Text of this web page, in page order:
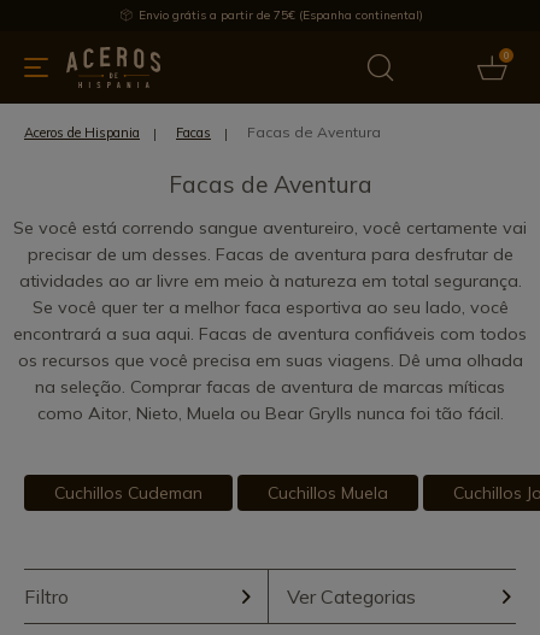
Envio grátis a partir de 75€ (Espanha continental)
0
& Utensílios de cozinha Oferece Últimas notícias
Aceros de Hispania Facas Facas de Aventura
Facas de Aventura
Se você está correndo sangue aventureiro, você certamente vai
precisar de um desses. Facas de aventura para desfrutar de
atividades ao ar livre em meio à natureza em total segurança.
Se você quer ter a melhor faca esportiva ao seu lado, você
encontrará a sua aqui. Facas de aventura confiáveis com todos
os recursos que você precisa em suas viagens. Dê uma olhada
na seleção. Comprar facas de aventura de marcas míticas
como Aitor, Nieto, Muela ou Bear Grylls nunca foi tão fácil.
Cuchillos Cudeman Cuchillos Muela Cuchillos
Filtro Ver Categorias